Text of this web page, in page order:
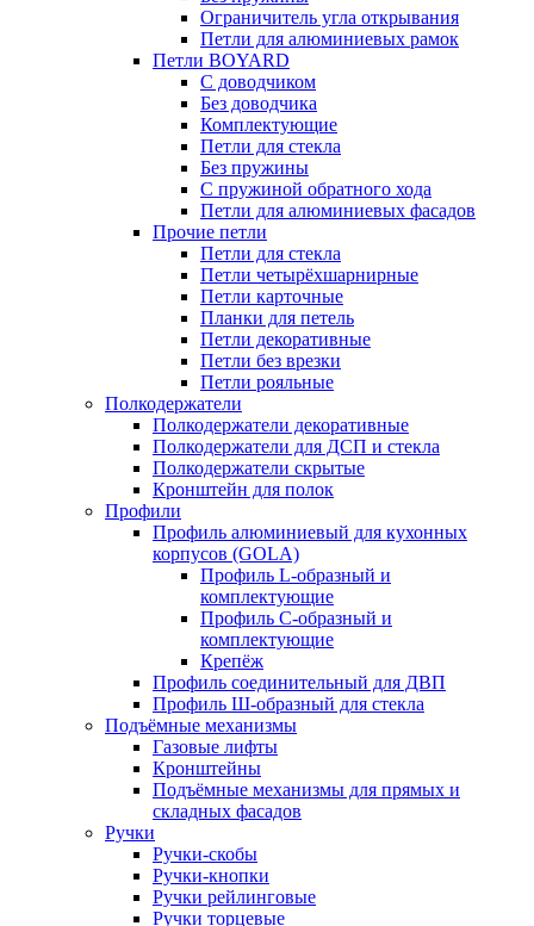
Ограничитель угла открывания
Петли для алюминиевых рамок
Петли BOYARD
С доводчиком
Без доводчика
Комплектующие
Петли для стекла
Без пружины
С пружиной обратного хода
Петли для алюминиевых фасадов
Прочие петли
Петли для стекла
Петли четырёхшарнирные
Петли карточные
Планки для петель
Петли декоративные
Петли без врезки
Петли рояльные
Полкодержатели
Полкодержатели декоративные
Полкодержатели для ДСП и стекла
Полкодержатели скрытые
Кронштейн для полок
Профили
Профиль алюминиевый для кухонных
корпусов (GOLA)
Профиль L-образный и
комплектующие
Профиль C-образный и
комплектующие
Крепёж
Профиль соединительный для ДВП
Профиль Ш-образный для стекла
Подъёмные механизмы
Газовые лифты
Кронштейны
Подъёмные механизмы для прямых и
складных фасадов
Ручки
Ручки-скобы
Ручки-кнопки
Ручки рейлинговые
Ручки торцевые